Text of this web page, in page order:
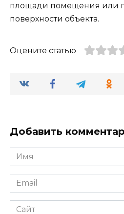
площади помещения или
поверхности объекта.
Оцените статью
Добавить
Имя
*
Email
*
Сайт